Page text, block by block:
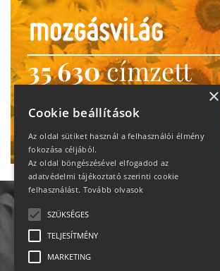
35 630címzett
heti motiváció
Ne maradj le!
×
Cookie beállítások
Az oldal sütiket használ a felhasználói élmény
fokozása céljából.
Az oldal böngészésével elfogadod az
adatvédelmi tájékoztató szerinti cookie
felhasználást. Tovább olvasok
SZÜKSÉGES
TELJESÍTMÉNY
MARKETING